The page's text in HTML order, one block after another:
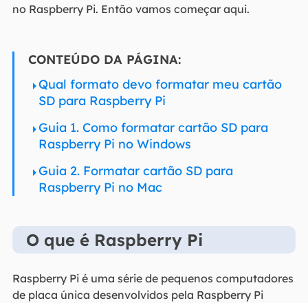
no Raspberry Pi. Então vamos começar aqui.
CONTEÚDO DA PÁGINA:
Qual formato devo formatar meu cartão
SD para Raspberry Pi
Guia 1. Como formatar cartão SD para
Raspberry Pi no Windows
Guia 2. Formatar cartão SD para
Raspberry Pi no Mac
O que é Raspberry Pi
Raspberry Pi é uma série de pequenos computadores
de placa única desenvolvidos pela Raspberry Pi